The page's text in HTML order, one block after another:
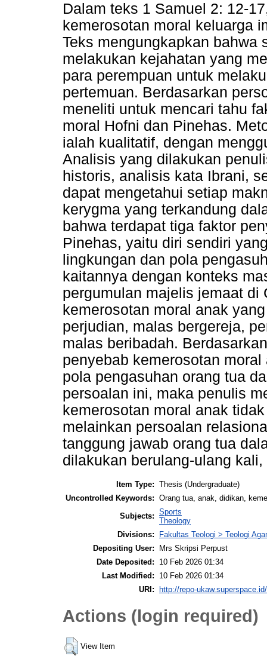
Dalam teks 1 Samuel 2: 12-
kemerosotan moral keluarga
Teks mengungkapkan bahwa
melakukan kejahatan yang
para perempuan untuk
pertemuan. Berdasarkan
meneliti untuk mencari tahu
moral Hofni dan Pinehas.
ialah kualitatif, dengan
Analisis yang dilakukan
historis, analisis kata Ibrani,
dapat mengetahui setiap
kerygma yang terkandung
bahwa terdapat tiga faktor
Pinehas, yaitu diri sendiri
lingkungan dan pola
kaitannya dengan konteks
pergumulan majelis jemaat di
kemerosotan moral anak
perjudian, malas bergereja,
malas beribadah.
penyebab kemerosotan
pola pengasuhan orang tua
persoalan ini, maka penulis
kemerosotan moral anak
melainkan persoalan
tanggung jawab orang tua
dilakukan berulang-ulang
Item Type: Thesis (Undergraduate)
Uncontrolled Keywords: Orang tua, anak, didikan,
Subjects: Sports
Theology
Divisions:
Fakultas Teologi > Teologi
Depositing User:
Mrs Skripsi Perpust
Date Deposited:
10 Feb 2026 01:34
Last Modified:
10 Feb 2026 01:34
URI:
http://repo-
Actions (login required)
View Item